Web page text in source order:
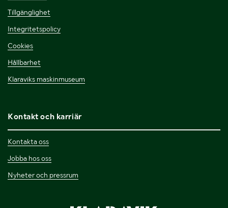
Tillgänglighet
Integritetspolicy
Cookies
Hållbarhet
Klaraviks maskinmuseum
Kontakt och karriär
Kontakta oss
Jobba hos oss
Nyheter och pressrum